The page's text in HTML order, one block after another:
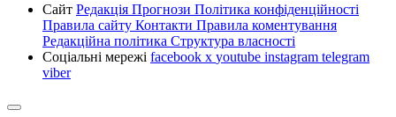
Сайт Редакція Прогнози Політика конфіденційності
Правила сайту Контакти Правила коментування
Редакційна політика Структура власності
Соціальні мережі facebook x youtube instagram telegram
viber